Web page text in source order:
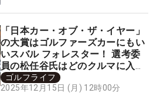
「日本カー・オブ・ザ・イヤー」
の大賞はゴルファーズカーにもい
いスバル フォレスター！ 選考委
員の松任谷氏はどのクルマに入れ
た!?
ゴルフライフ
2025年12月15日 (月) 12時00分